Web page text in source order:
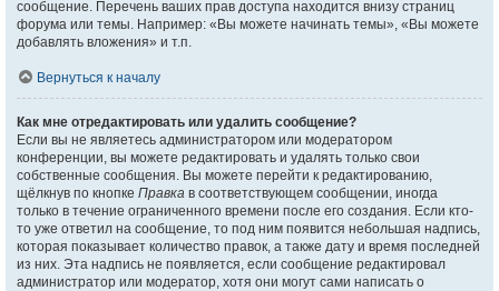
сообщение. Перечень ваших прав доступа находится внизу страниц
форума или темы. Например: «Вы можете начинать темы», «Вы можете
добавлять вложения» и т.п.
Вернуться к началу
Как мне отредактировать или удалить сообщение?
Если вы не являетесь администратором или модератором
конференции, вы можете редактировать и удалять только свои
собственные сообщения. Вы можете перейти к редактированию,
щёлкнув по кнопке Правка в соответствующем сообщении, иногда
только в течение ограниченного времени после его создания. Если кто-
то уже ответил на сообщение, то под ним появится небольшая надпись,
которая показывает количество правок, а также дату и время последней
из них. Эта надпись не появляется, если сообщение редактировал
администратор или модератор, хотя они могут сами написать о